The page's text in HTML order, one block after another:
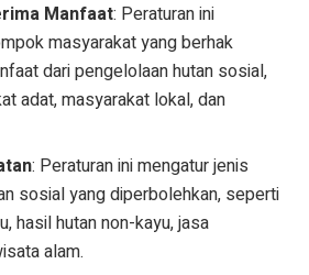
Manfaat: Peraturan ini
masyarakat yang berhak
dari pengelolaan hutan sosial,
adat, masyarakat lokal, dan
: Peraturan ini mengatur jenis
sosial yang diperbolehkan, seperti
hasil hutan non-kayu, jasa
alam.